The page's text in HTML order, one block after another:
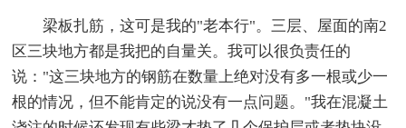
梁板扎筋，这可是我的"老本行"。三层、屋面的南2
区三块地方都是我把的自量关。我可以很负责任的
说："这三块地方的钢筋在数量上绝对没有多一根或少一
根的情况，但不能肯定的说没有一点问题。"我在混凝土